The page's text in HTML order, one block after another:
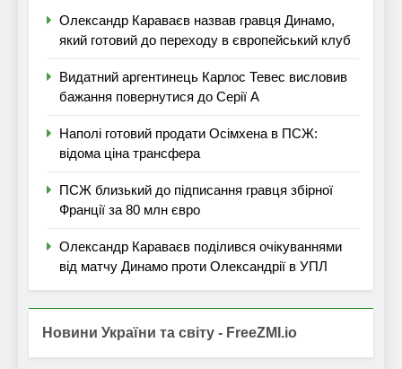
Олександр Караваєв назвав гравця Динамо,
який готовий до переходу в європейський клуб
Видатний аргентинець Карлос Тевес висловив
бажання повернутися до Серії А
Наполі готовий продати Осімхена в ПСЖ:
відома ціна трансфера
ПСЖ близький до підписання гравця збірної
Франції за 80 млн євро
Олександр Караваєв поділився очікуваннями
від матчу Динамо проти Олександрії в УПЛ
Новини України та світу - FreeZMI.io